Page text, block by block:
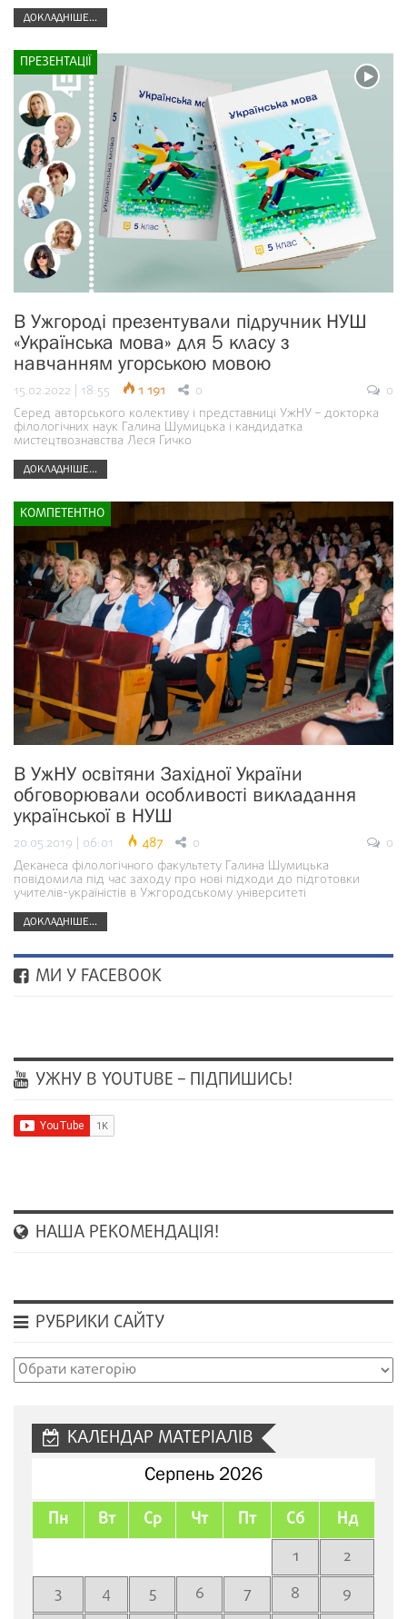
ДОКЛАДНІШЕ...
ПРЕЗЕНТАЦІЇ
В Ужгороді презентували підручник НУШ
«Українська мова» для 5 класу з
навчанням угорською мовою
15.02.2022 | 18:55 1 191 0
0
Серед авторського колективу і представниці УжНУ – докторка
філологічних наук Галина Шумицька і кандидатка
мистецтвознавства Леся Гичко
ДОКЛАДНІШЕ...
КОМПЕТЕНТНО
В УжНУ освітяни Західної України
обговорювали особливості викладання
української в НУШ
20.05.2019 | 06:01 487 0
0
Деканеса філологічного факультету Галина Шумицька
повідомила під час заходу про нові підходи до підготовки
учителів-україністів в Ужгородському університеті
ДОКЛАДНІШЕ...
МИ У FACEBOOK
УЖНУ В YOUTUBE – ПІДПИШИСЬ!
НАША РЕКОМЕНДАЦІЯ!
РУБРИКИ САЙТУ
Рубрики
КАЛЕНДАР МАТЕРІАЛІВ
Серпень 2026
Пн Вт Ср Чт Пт Сб Нд
1
2
3
4 5 6 7 8 9